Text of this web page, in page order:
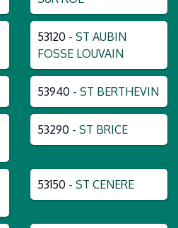
53120 - ST AUBIN
FOSSE LOUVAIN
53940 - ST BERTHEVIN
53290 - ST BRICE
53150 - ST CENERE